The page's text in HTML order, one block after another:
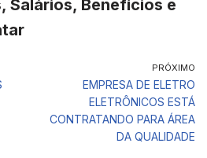
Salários, Benefícios e
PRÓXIMO
EMPRESA DE ELETRO
ELETRÔNICOS ESTÁ
CONTRATANDO PARA ÁREA
DA QUALIDADE